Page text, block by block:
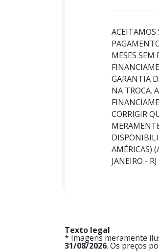
ACEITAMOS
MESES SEM
GARANTIA
NA TROCA.
CORRIGIR
AMÉRICAS)
JANEIRO - RJ
Texto legal
* Imagens meramente
31/08/2026. Os preços